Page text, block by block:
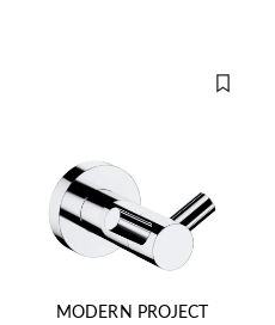
MODERN PROJECT